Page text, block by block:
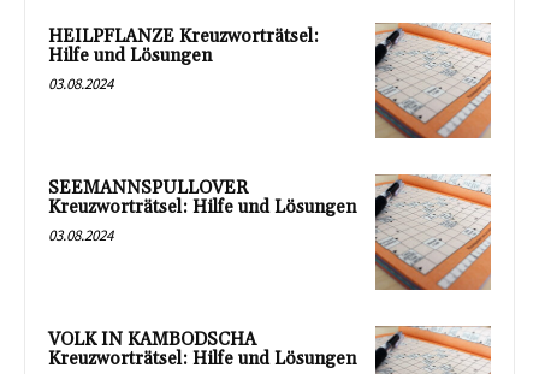
HEILPFLANZE Kreuzworträtsel:
Hilfe und Lösungen
03.08.2024
SEEMANNSPULLOVER
Kreuzworträtsel: Hilfe und Lösungen
03.08.2024
VOLK IN KAMBODSCHA
Kreuzworträtsel: Hilfe und Lösungen